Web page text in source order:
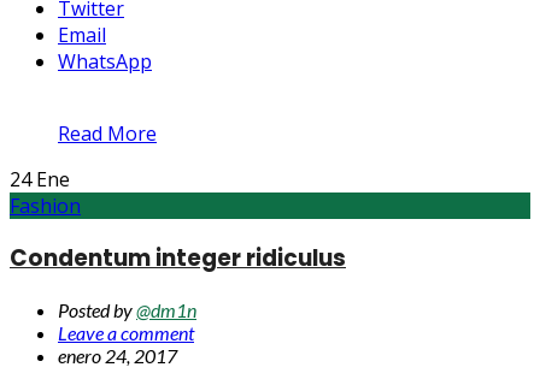
Twitter
Email
WhatsApp
Read More
24Ene
Fashion
Condentum integer ridiculus
Posted by@dm1n
Leave a comment
enero 24, 2017